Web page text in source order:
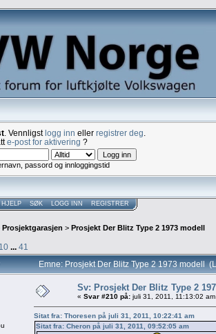
. Vennligstlogg inn eller registrer deg
e-post for aktivering ?
passord og innloggingstid
HJELP SØK LOGG INN REGISTRER
Prosjektgarasjen > Prosjekt Der Blitz Type 2 1973 modell
10 ... 41
Emne: Prosjekt Der Blitz Type 2 1973 modell
Sv: Prosjekt Der Blitz Type 2
« Svar #210 på: juli 31, 2011, 11:13:02
Sitat fra: Thoresen på juli 31, 2011, 10:22:41 am
Sitat fra: Cheron på juli 31, 2011, 09:52:05 am